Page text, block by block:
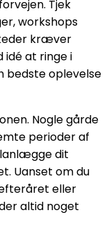
Tjek
workshops
kræver
at ringe i
bedste oplevelse
Nogle gårde
perioder af
dit
Uanset om du
eller
altid noget